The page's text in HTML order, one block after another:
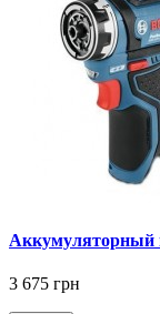
Аккумуляторный
3 675 грн